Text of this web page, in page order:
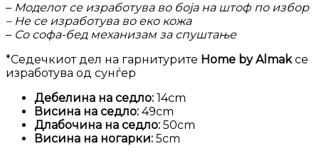
– Моделот се изработува во боја на штоф по избор
– Не се изработува во еко кожа
– Со софа-бед механизам за спуштање
*Седечкиот дел на гарнитурите Home by Almakсе
изработува од сунѓер
Дебелина на седло: 14cm
Висина на седло: 49cm
Длабочина на седло: 50cm
Висина на ногарки: 5cm